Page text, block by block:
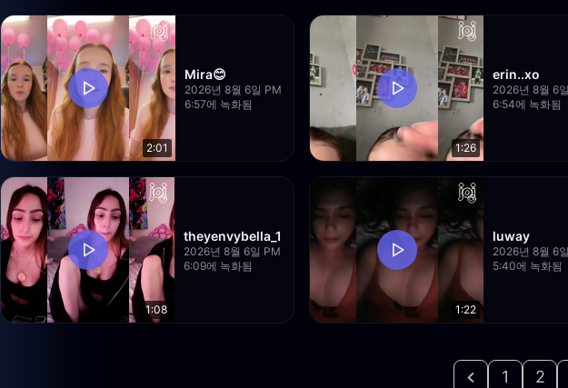
2:01
Mira😊
2026년 8월 6일 PM
6:57에 녹화됨
1:26
erin..xo
2026년 8월 6
6:54에 녹화됨
1:08
theyenvybella_1
2026년 8월 6일 PM
6:09에 녹화됨
1:22
luway
2026년 8월 6
5:40에 녹화됨
1 2